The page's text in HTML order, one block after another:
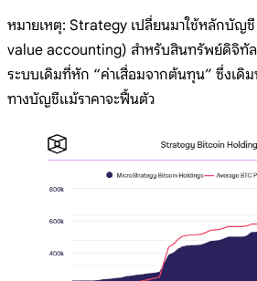
หมายเหตุ: Strategy เปลี่ยนมาใช้หลักบัญ
value accounting) สำหรับสินทรัพย์ดิจิทั
ระบบเดิมที่หัก “ค่าเสื่อมจากต้นทุน” ซึ่งเดิ
ทางบัญชีแม้ราคาจะฟื้นตัว